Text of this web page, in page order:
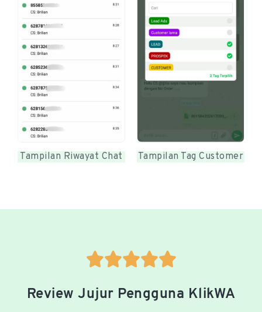
Tampilan Riwayat Chat Tampilan Tag Customer

Review Jujur Pengguna KlikWA